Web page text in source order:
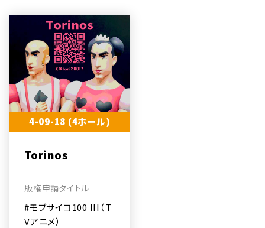
4-09-18 (4ホール)
Torinos
版権申請タイトル
#モブサイコ100 III（T
Vアニメ）